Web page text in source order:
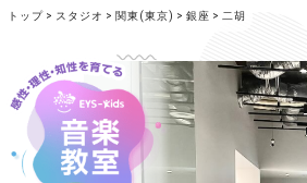
トップ スタジオ 関東(東京) 銀座 二胡